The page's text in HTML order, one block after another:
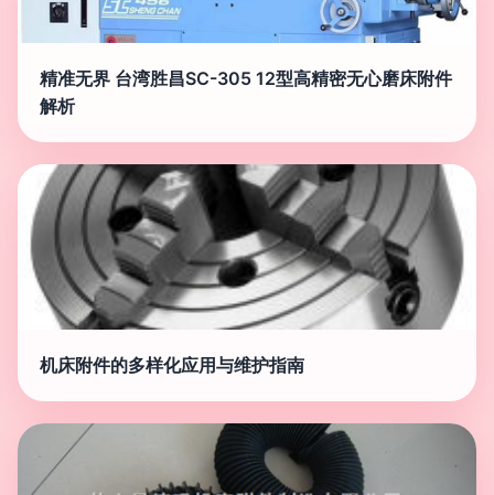
精准无界 台湾胜昌SC-305 12型高精密无心磨床附件
解析
机床附件的多样化应用与维护指南